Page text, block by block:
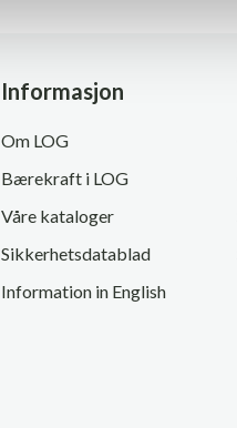
Informasjon
Om LOG
Bærekraft i LOG
Våre kataloger
Sikkerhetsdatablad
Information in English